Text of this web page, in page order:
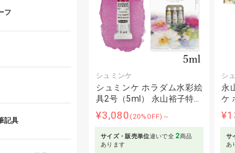
シュミンケ
シュミンケ ホラダム水彩絵
具2号（5ml） 永山裕子特…
¥3,080 (20%OFF)～
サイズ・販売単位違いで全 2商品
あります
シ
永
ケ
サ
あ
フ
記具